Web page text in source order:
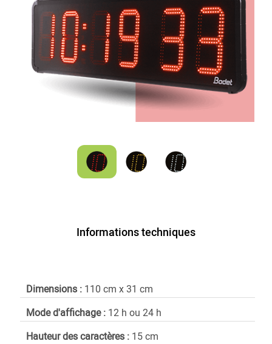
Informations techniques
Dimensions : 110 cm x 31 cm
Mode d'affichage : 12 h ou 24 h
Hauteur des caractères : 15 cm